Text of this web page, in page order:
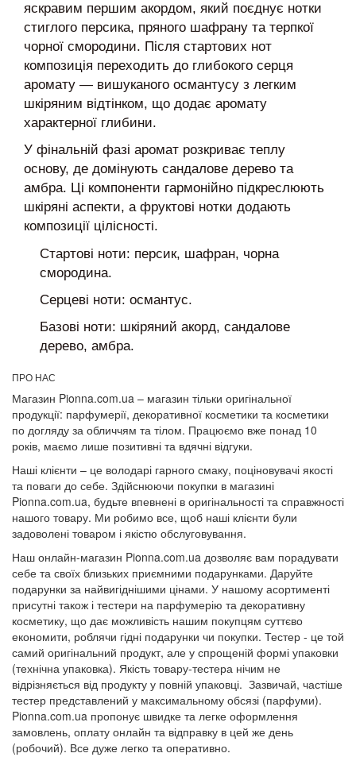
яскравим першим акордом, який поєднує нотки
стиглого персика, пряного шафрану та терпкої
чорної смородини. Після стартових нот
композиція переходить до глибокого серця
аромату — вишуканого османтусу з легким
шкіряним відтінком, що додає аромату
характерної глибини.
У фінальній фазі аромат розкриває теплу
основу, де домінують сандалове дерево та
амбра. Ці компоненти гармонійно підкреслюють
шкіряні аспекти, а фруктові нотки додають
композиції цілісності.
Стартові ноти: персик, шафран, чорна
смородина.
Серцеві ноти: османтус.
Базові ноти: шкіряний акорд, сандалове
дерево, амбра.
ПРО НАС
Магазин Pionna.com.ua – магазин тільки оригінальної
продукції: парфумерії, декоративної косметики та косметики
по догляду за обличчям та тілом. Працюємо вже понад 10
років, маємо лише позитивні та вдячні відгуки.
Наші клієнти – це володарі гарного смаку, поціновувачі якості
та поваги до себе. Здійснюючи покупки в магазині
Pionna.com.ua, будьте впевнені в оригінальності та справжності
нашого товару. Ми робимо все, щоб наші клієнти були
задоволені товаром і якістю обслуговування.
Наш онлайн-магазин Pionna.com.ua дозволяє вам порадувати
себе та своїх близьких приємними подарунками. Даруйте
подарунки за найвигіднішими цінами. У нашому асортименті
присутні також і тестери на парфумерію та декоративну
косметику, що дає можливість нашим покупцям суттєво
економити, роблячи гідні подарунки чи покупки. Тестер - це той
самий оригінальний продукт, але у спрощеній формі упаковки
(технічна упаковка). Якість товару-тестера нічим не
відрізняється від продукту у повній упаковці. Зазвичай, частіше
тестер представлений у максимальному обсязі (парфуми).
Pionna.com.ua пропонує швидке та легке оформлення
замовлень, оплату онлайн та відправку в цей же день
(робочий). Все дуже легко та оперативно.